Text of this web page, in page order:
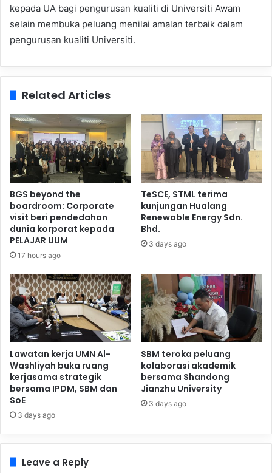
kepada UA bagi pengurusan kualiti di Universiti Awam
selain membuka peluang menilai amalan terbaik dalam
pengurusan kualiti Universiti.
Related Articles
BGS beyond the
boardroom: Corporate
visit beri pendedahan
dunia korporat kepada
PELAJAR UUM
17 hours ago
TeSCE, STML terima
kunjungan Hualang
Renewable Energy Sdn.
Bhd.
3 days ago
Lawatan kerja UMN Al-
Washliyah buka ruang
kerjasama strategik
bersama IPDM, SBM dan
SoE
3 days ago
SBM teroka peluang
kolaborasi akademik
bersama Shandong
Jianzhu University
3 days ago
Leave a Reply